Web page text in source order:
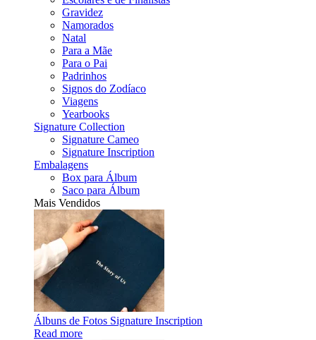
Gravidez
Namorados
Natal
Para a Mãe
Para o Pai
Padrinhos
Signos do Zodíaco
Viagens
Yearbooks
Signature Collection
Signature Cameo
Signature Inscription
Embalagens
Box para Álbum
Saco para Álbum
Mais Vendidos
Álbuns de Fotos Signature Inscription
Read more